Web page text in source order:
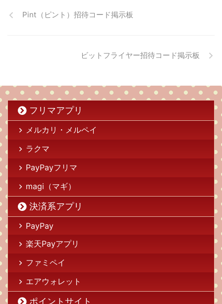
Pint（ピント）招待コード掲示板
ビットフライヤー招待コード掲示板
フリマアプリ
メルカリ・メルペイ
ラクマ
PayPayフリマ
magi（マギ）
決済系アプリ
PayPay
楽天Payアプリ
ファミペイ
エアウォレット
ポイントサイト